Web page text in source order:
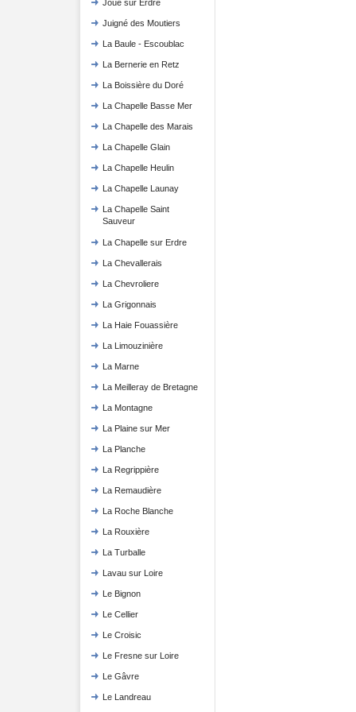
Joué sur Erdre
Juigné des Moutiers
La Baule - Escoublac
La Bernerie en Retz
La Boissière du Doré
La Chapelle Basse Mer
La Chapelle des Marais
La Chapelle Glain
La Chapelle Heulin
La Chapelle Launay
La Chapelle Saint
Sauveur
La Chapelle sur Erdre
La Chevallerais
La Chevroliere
La Grigonnais
La Haie Fouassière
La Limouzinière
La Marne
La Meilleray de Bretagne
La Montagne
La Plaine sur Mer
La Planche
La Regrippière
La Remaudière
La Roche Blanche
La Rouxière
La Turballe
Lavau sur Loire
Le Bignon
Le Cellier
Le Croisic
Le Fresne sur Loire
Le Gâvre
Le Landreau